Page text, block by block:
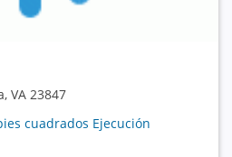
VA 23847
cuadrados Ejecución